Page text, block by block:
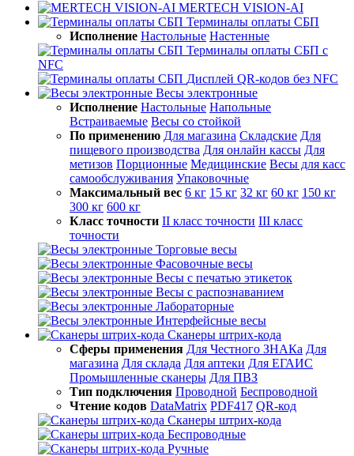
MERTECH VISION-AI
Терминалы оплаты СБП
Исполнение Настольные Настенные
Терминалы оплаты СБП с
NFC
Дисплей QR-кодов без NFC
Весы электронные
Исполнение Настольные Напольные
Встраиваемые Весы со стойкой
По применению Для магазина Складские Для
пищевого производства Для онлайн кассы Для
метизов Порционные Медицинские Весы для касс
самообслуживания Упаковочные
Максимальный вес 6 кг 15 кг 32 кг 60 кг 150 кг
300 кг 600 кг
Класс точности II класс точности III класс
точности
Торговые весы
Фасовочные весы
Весы с печатью этикеток
Весы с распознаванием
Лабораторные
Интерфейсные весы
Сканеры штрих-кода
Сферы применения Для Честного ЗНАКа Для
магазина Для склада Для аптеки Для ЕГАИС
Промышленные сканеры Для ПВЗ
Тип подключения Проводной Беспроводной
Чтение кодов DataMatrix PDF417 QR-код
Сканеры штрих-кода
Беспроводные
Ручные